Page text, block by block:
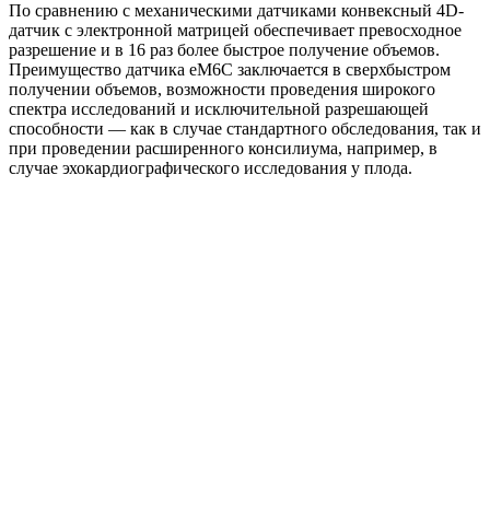
По сравнению с механическими датчиками конвексный 4D-
датчик с электронной матрицей обеспечивает превосходное
разрешение и в 16 раз более быстрое получение объемов.
Преимущество датчика eM6С заключается в сверхбыстром
получении объемов, возможности проведения широкого
спектра исследований и исключительной разрешающей
способности — как в случае стандартного обследования, так и
при проведении расширенного консилиума, например, в
случае эхокардиографического исследования у плода.